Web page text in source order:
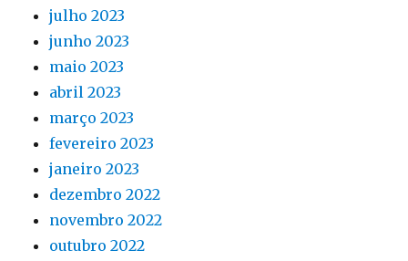
julho 2023
junho 2023
maio 2023
abril 2023
março 2023
fevereiro 2023
janeiro 2023
dezembro 2022
novembro 2022
outubro 2022